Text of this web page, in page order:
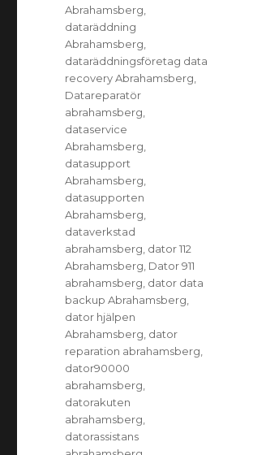
Abrahamsberg
dataräddning
Abrahamsberg
dataräddningsföretag data
recovery Abrahamsberg
Datareparatör
abrahamsberg
dataservice
Abrahamsberg
datasupport
Abrahamsberg
datasupporten
Abrahamsberg
dataverkstad
abrahamsberg dator 112
Abrahamsberg Dator 911
abrahamsberg dator data
backup Abrahamsberg
dator hjälpen
Abrahamsberg dator
reparation abrahamsberg
dator90000
abrahamsberg
datorakuten
abrahamsberg
datorassistans